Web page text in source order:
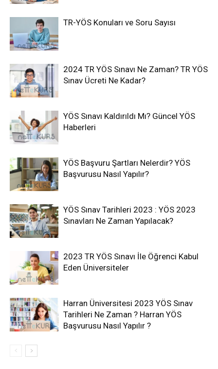
TR-YÖS Konuları ve Soru Sayısı
2024 TR YÖS Sınavı Ne Zaman? TR YÖS
Sınav Ücreti Ne Kadar?
YÖS Sınavı Kaldırıldı Mı? Güncel YÖS
Haberleri
YÖS Başvuru Şartları Nelerdir? YÖS
Başvurusu Nasıl Yapılır?
YÖS Sınav Tarihleri 2023 : YÖS 2023
Sınavları Ne Zaman Yapılacak?
2023 TR YÖS Sınavı İle Öğrenci Kabul
Eden Üniversiteler
Harran Üniversitesi 2023 YÖS Sınav
Tarihleri Ne Zaman ? Harran YÖS
Başvurusu Nasıl Yapılır ?